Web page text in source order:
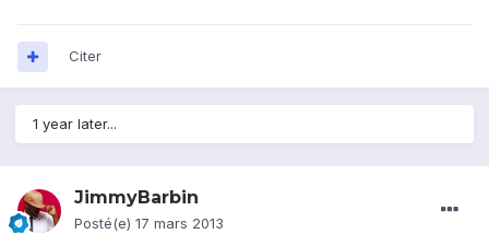
Citer
1 year later...
JimmyBarbin
Posté(e) 17 mars 2013